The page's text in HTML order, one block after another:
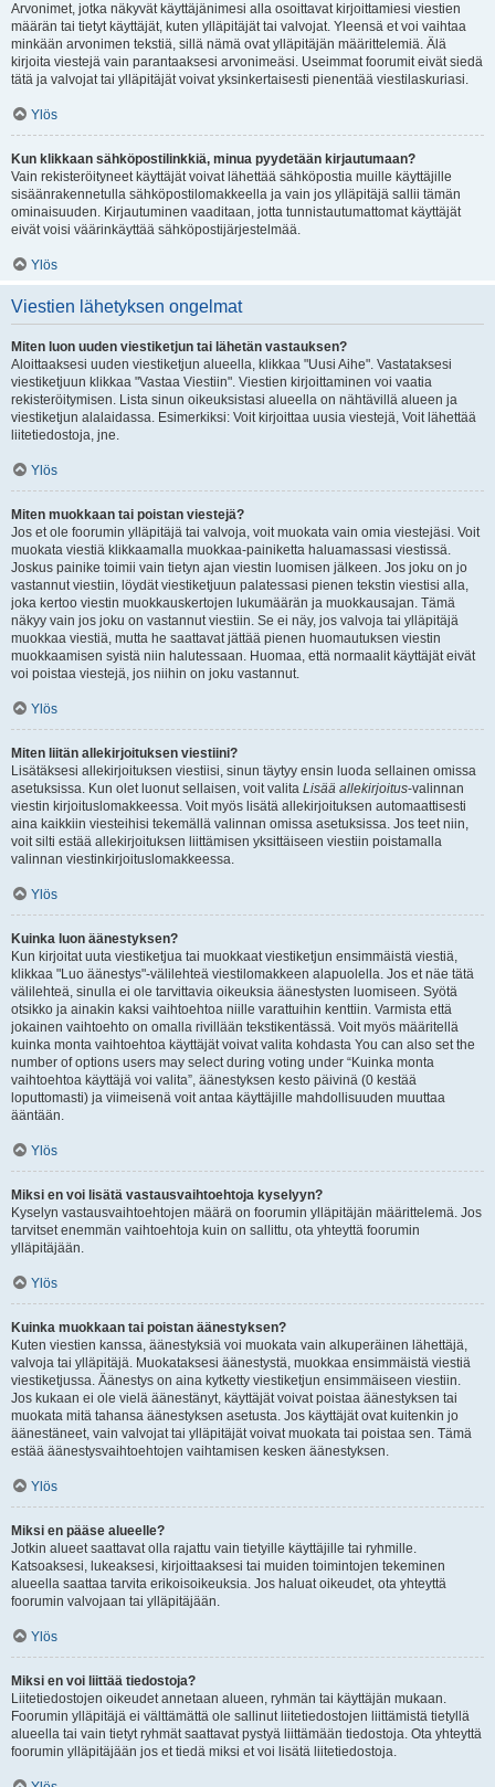
Arvonimet, jotka näkyvät käyttäjänimesi alla osoittavat kirjoittamiesi viestien
määrän tai tietyt käyttäjät, kuten ylläpitäjät tai valvojat. Yleensä et voi vaihtaa
minkään arvonimen tekstiä, sillä nämä ovat ylläpitäjän määrittelemiä. Älä
kirjoita viestejä vain parantaaksesi arvonimeäsi. Useimmat foorumit eivät siedä
tätä ja valvojat tai ylläpitäjät voivat yksinkertaisesti pienentää viestilaskuriasi.
Ylös
Kun klikkaan sähköpostilinkkiä, minua pyydetään kirjautumaan?
Vain rekisteröityneet käyttäjät voivat lähettää sähköpostia muille käyttäjille
sisäänrakennetulla sähköpostilomakkeella ja vain jos ylläpitäjä sallii tämän
ominaisuuden. Kirjautuminen vaaditaan, jotta tunnistautumattomat käyttäjät
eivät voisi väärinkäyttää sähköpostijärjestelmää.
Ylös
Viestien lähetyksen ongelmat
Miten luon uuden viestiketjun tai lähetän vastauksen?
Aloittaaksesi uuden viestiketjun alueella, klikkaa "Uusi Aihe". Vastataksesi
viestiketjuun klikkaa "Vastaa Viestiin". Viestien kirjoittaminen voi vaatia
rekisteröitymisen. Lista sinun oikeuksistasi alueella on nähtävillä alueen ja
viestiketjun alalaidassa. Esimerkiksi: Voit kirjoittaa uusia viestejä, Voit lähettää
liitetiedostoja, jne.
Ylös
Miten muokkaan tai poistan viestejä?
Jos et ole foorumin ylläpitäjä tai valvoja, voit muokata vain omia viestejäsi. Voit
muokata viestiä klikkaamalla muokkaa-painiketta haluamassasi viestissä.
Joskus painike toimii vain tietyn ajan viestin luomisen jälkeen. Jos joku on jo
vastannut viestiin, löydät viestiketjuun palatessasi pienen tekstin viestisi alla,
joka kertoo viestin muokkauskertojen lukumäärän ja muokkausajan. Tämä
näkyy vain jos joku on vastannut viestiin. Se ei näy, jos valvoja tai ylläpitäjä
muokkaa viestiä, mutta he saattavat jättää pienen huomautuksen viestin
muokkaamisen syistä niin halutessaan. Huomaa, että normaalit käyttäjät eivät
voi poistaa viestejä, jos niihin on joku vastannut.
Ylös
Miten liitän allekirjoituksen viestiini?
Lisätäksesi allekirjoituksen viestiisi, sinun täytyy ensin luoda sellainen omissa
asetuksissa. Kun olet luonut sellaisen, voit valita Lisää allekirjoitus-valinnan
viestin kirjoituslomakkeessa. Voit myös lisätä allekirjoituksen automaattisesti
aina kaikkiin viesteihisi tekemällä valinnan omissa asetuksissa. Jos teet niin,
voit silti estää allekirjoituksen liittämisen yksittäiseen viestiin poistamalla
valinnan viestinkirjoituslomakkeessa.
Ylös
Kuinka luon äänestyksen?
Kun kirjoitat uuta viestiketjua tai muokkaat viestiketjun ensimmäistä viestiä,
klikkaa "Luo äänestys"-välilehteä viestilomakkeen alapuolella. Jos et näe tätä
välilehteä, sinulla ei ole tarvittavia oikeuksia äänestysten luomiseen. Syötä
otsikko ja ainakin kaksi vaihtoehtoa niille varattuihin kenttiin. Varmista että
jokainen vaihtoehto on omalla rivillään tekstikentässä. Voit myös määritellä
kuinka monta vaihtoehtoa käyttäjät voivat valita kohdasta You can also set the
number of options users may select during voting under “Kuinka monta
vaihtoehtoa käyttäjä voi valita”, äänestyksen kesto päivinä (0 kestää
loputtomasti) ja viimeisenä voit antaa käyttäjille mahdollisuuden muuttaa
ääntään.
Ylös
Miksi en voi lisätä vastausvaihtoehtoja kyselyyn?
Kyselyn vastausvaihtoehtojen määrä on foorumin ylläpitäjän määrittelemä. Jos
tarvitset enemmän vaihtoehtoja kuin on sallittu, ota yhteyttä foorumin
ylläpitäjään.
Ylös
Kuinka muokkaan tai poistan äänestyksen?
Kuten viestien kanssa, äänestyksiä voi muokata vain alkuperäinen lähettäjä,
valvoja tai ylläpitäjä. Muokataksesi äänestystä, muokkaa ensimmäistä viestiä
viestiketjussa. Äänestys on aina kytketty viestiketjun ensimmäiseen viestiin.
Jos kukaan ei ole vielä äänestänyt, käyttäjät voivat poistaa äänestyksen tai
muokata mitä tahansa äänestyksen asetusta. Jos käyttäjät ovat kuitenkin jo
äänestäneet, vain valvojat tai ylläpitäjät voivat muokata tai poistaa sen. Tämä
estää äänestysvaihtoehtojen vaihtamisen kesken äänestyksen.
Ylös
Miksi en pääse alueelle?
Jotkin alueet saattavat olla rajattu vain tietyille käyttäjille tai ryhmille.
Katsoaksesi, lukeaksesi, kirjoittaaksesi tai muiden toimintojen tekeminen
alueella saattaa tarvita erikoisoikeuksia. Jos haluat oikeudet, ota yhteyttä
foorumin valvojaan tai ylläpitäjään.
Ylös
Miksi en voi liittää tiedostoja?
Liitetiedostojen oikeudet annetaan alueen, ryhmän tai käyttäjän mukaan.
Foorumin ylläpitäjä ei välttämättä ole sallinut liitetiedostojen liittämistä tietyllä
alueella tai vain tietyt ryhmät saattavat pystyä liittämään tiedostoja. Ota yhteyttä
foorumin ylläpitäjään jos et tiedä miksi et voi lisätä liitetiedostoja.